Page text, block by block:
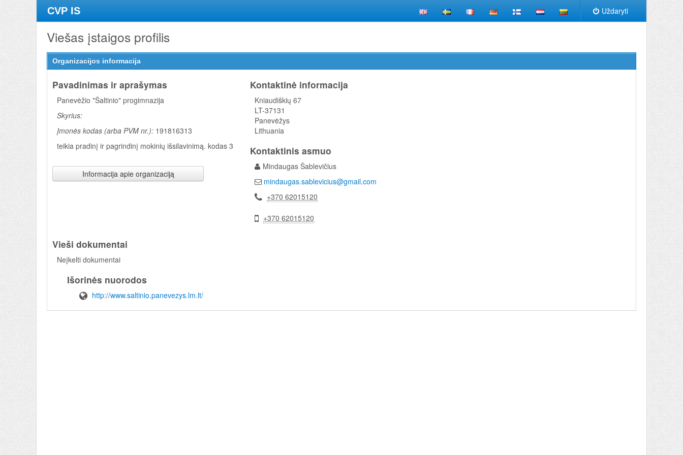
CVP IS Uždaryti
Viešas įstaigos profilis
Organizacijos informacija
Pavadinimas ir aprašymas
Panevėžio "Šaltinio" progimnazija
Skyrius:
Įmonės kodas (arba PVM nr.): 191816313
teikia pradinį ir pagrindinį mokinių išsilavinimą. kodas 3
Informacija apie organizaciją
Kontaktinė informacija
Kniaudiškių 67
LT-37131
Panevėžys
Lithuania
Kontaktinis asmuo
Mindaugas Šablevičius
mindaugas.sablevicius@gmail.com
+370 62015120
+370 62015120
Vieši dokumentai
Neįkelti dokumentai
Išorinės nuorodos
http://www.saltinio.panevezys.lm.lt/